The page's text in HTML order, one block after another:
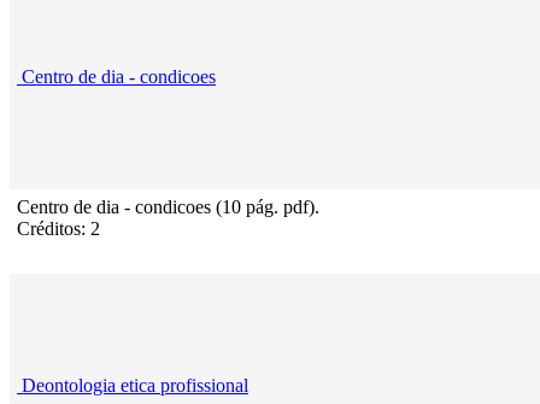
Centro de dia - condicoes
Centro de dia - condicoes (10 pág. pdf).
Créditos: 2
Deontologia etica profissional